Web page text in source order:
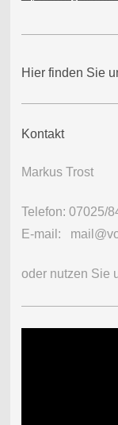
Hier finden Sie
Kontakt
Markus Trost
Telefon: 07025/
E-mail:
oder nutzen Sie